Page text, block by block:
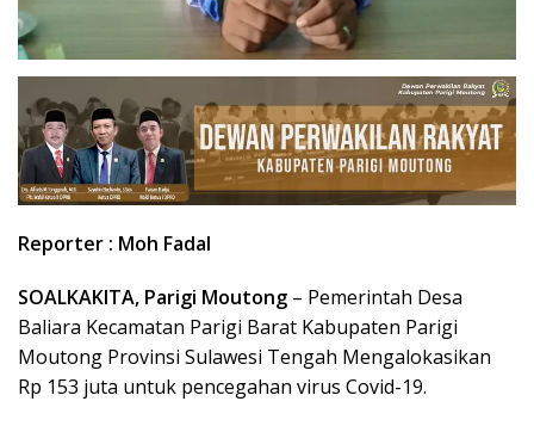
Reporter : Moh Fadal
SOALKAKITA, Parigi Moutong – Pemerintah Desa
Baliara Kecamatan Parigi Barat Kabupaten Parigi
Moutong Provinsi Sulawesi Tengah Mengalokasikan
Rp 153 juta untuk pencegahan virus Covid-19.